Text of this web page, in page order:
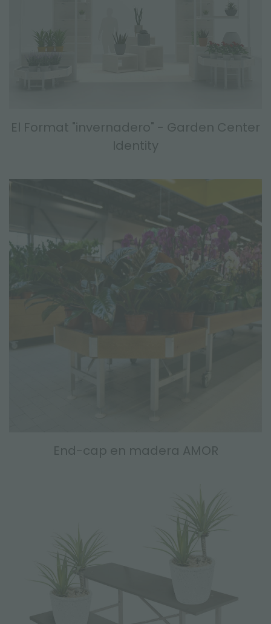
El Format "invernadero" - Garden Center
Identity
End-cap en madera AMOR